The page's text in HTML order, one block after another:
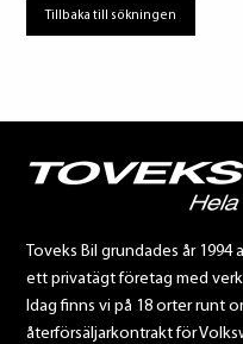
Tillbaka till sökningen
Toveks Bil grundades år
ett privatägt företag med
Idag finns vi på 18 orter runt
återförsäljarkontrakt för